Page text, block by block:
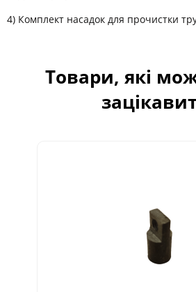
4) Комплект насадок для прочистки
Товари, які